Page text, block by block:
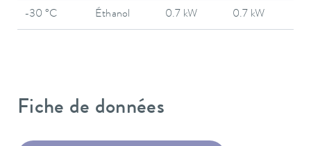
-30 °C Éthanol 0.7 kW 0.7 kW
Fiche de données